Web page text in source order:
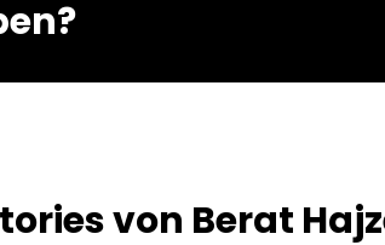
von Berat